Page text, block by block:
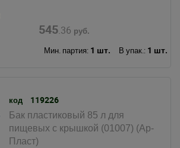
545.36 руб.
Мин. партия: 1 шт. В упак.: 1 шт.
код 119226
Бак пластиковый 85 л для
пищевых с крышкой (01007) (Ар-
Пласт)